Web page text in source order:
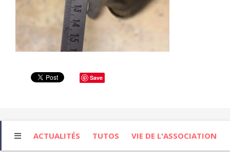
Save
ACTUALITÉS TUTOS VIE DE L'ASSOCIATION